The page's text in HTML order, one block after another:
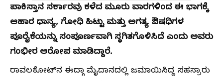
ಪಾಕಿಸ್ತಾನ ಸರ್ಕಾರವು ಕಳೆದ ಮೂರು ವಾರಗಳಿಂದ ಈ ಭಾಗಕ್ಕೆ
ಆಹಾರ ಧಾನ್ಯ, ಗೋಧಿ ಹಿಟ್ಟು ಮತ್ತು ಅಗತ್ಯ ಔಷಧಿಗಳ
ಪೂರೈಕೆಯನ್ನು ಸಂಪೂರ್ಣವಾಗಿ ಸ್ಥಗಿತಗೊಳಿಸಿದೆ ಎಂದು ಅವರು
ಗಂಭೀರ ಆರೋಪ ಮಾಡಿದ್ದಾರೆ.
ರಾವಲಕೋಟ್‌ನ ಈದ್ಗಾ ಮೈದಾನದಲ್ಲಿ ಜಮಾಯಿಸಿದ್ದ ಸಹಸ್ರಾರು